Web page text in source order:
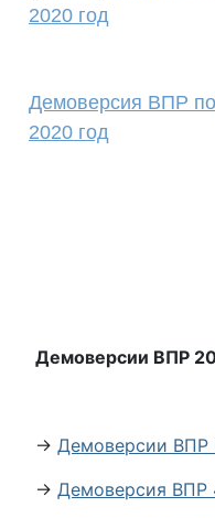
2020 год
Демоверсия ВПР по
2020 год
Демоверсии ВПР
→ Демоверсии
→ Демоверсия ВПР